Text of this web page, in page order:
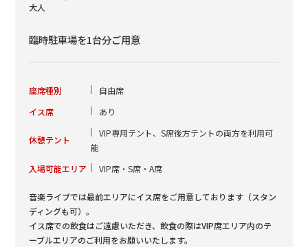
大人
臨時駐車場を1台分ご用意
座席種別
自由席
イス席
あり
休憩テント
VIP専用テント、S席後方テントの両方を利用可
能
入場可能エリア
VIP席・S席・A席
音楽ライブでは最前エリアにイス席をご用意しております（スタン
ディングも可）。
イス席での飲食はご遠慮いただき、飲食の際はVIP席エリア内のテ
ーブルエリアのご利用をお願いいたします。